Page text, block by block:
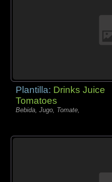
Plantilla: Drinks Juice
Tomatoes
Bebida, Jugo, Tomate,